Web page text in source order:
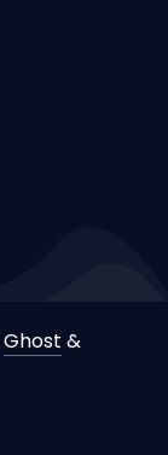
Ghost &